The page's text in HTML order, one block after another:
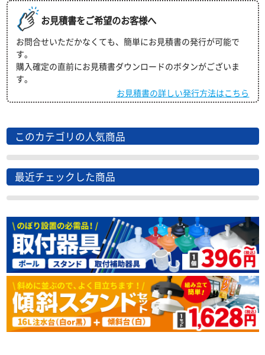
お見積書をご希望のお客様へ
お問合せいただかなくても、簡単にお見積書の発行が可能で
す。
購入確定の直前にお見積書ダウンロードのボタンがございま
す。
お見積書の詳しい発行方法はこちら
このカテゴリの人気商品
最近チェックした商品